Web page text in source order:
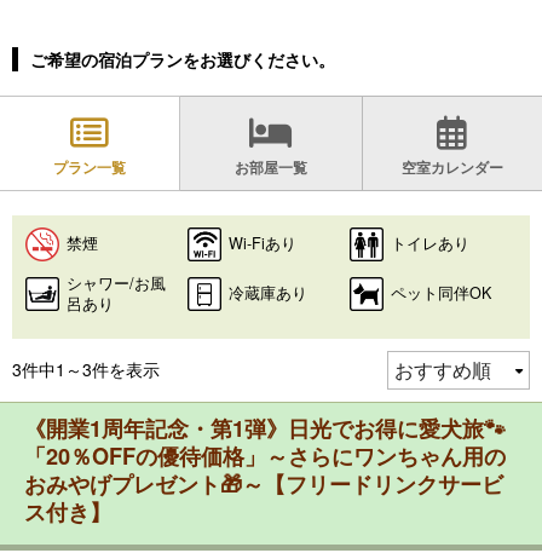
ご希望の宿泊プランをお選びください。
プラン一覧 お部屋一覧 空室カレンダー
禁煙 Wi-Fiあり
トイレあり
シャワー/お風
呂あり
冷蔵庫あり ペット同伴OK
3件中1～3件を表示
《開業1周年記念・第1弾》日光でお得に愛犬旅🐾
「20％OFFの優待価格」～さらにワンちゃん用の
おみやげプレゼント🎁～【フリードリンクサービ
ス付き】